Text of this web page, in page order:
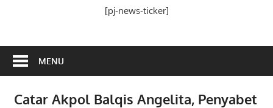
[pj-news-ticker]
MENU
Catar Akpol Balqis Angelita, Penyabet